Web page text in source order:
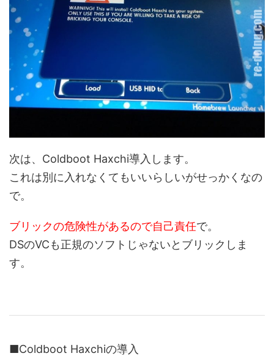
次は、Coldboot Haxchi導入します。
これは別に入れなくてもいいらしいがせっかくなの
で。
ブリックの危険性があるので自己責任で。
DSのVCも正規のソフトじゃないとブリックしま
す。
■Coldboot Haxchiの導入